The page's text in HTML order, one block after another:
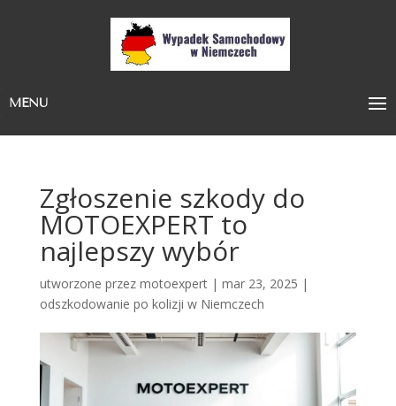
MENU
Zgłoszenie szkody do
MOTOEXPERT to
najlepszy wybór
utworzone przez motoexpert| mar 23, 2025 |
odszkodowanie po kolizji w Niemczech